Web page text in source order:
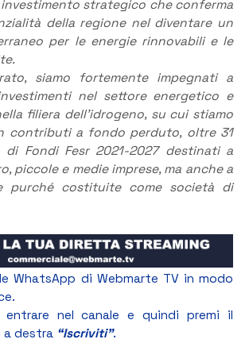
strategico che conferma
della regione nel diventare un
per le energie rinnovabili e le
siamo fortemente impegnati a
nel settore energetico e
filiera dell’idrogeno, su cui stiamo
contributi a fondo perduto, oltre 31
Fondi Fesr 2021-2027 destinati a
piccole e medie imprese, ma anche a
purché costituite come società di
WhatsApp di Webmarte TV in modo
nel canale e quindi premi il
a destra “Iscriviti”.